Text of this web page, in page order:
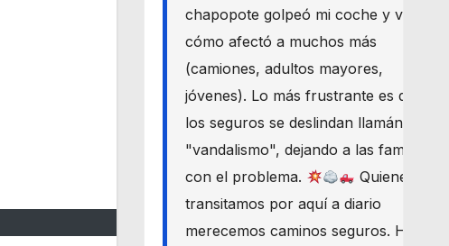
chapopote golpeó mi coche y vi
cómo afectó a muchos más
(camiones, adultos mayores,
jóvenes). Lo más frustrante es que
los seguros se deslindan llamándolo
"vandalismo", dejando a las familias
con el problema.
Quienes
transitamos por aquí a diario
merecemos caminos seguros. Haré